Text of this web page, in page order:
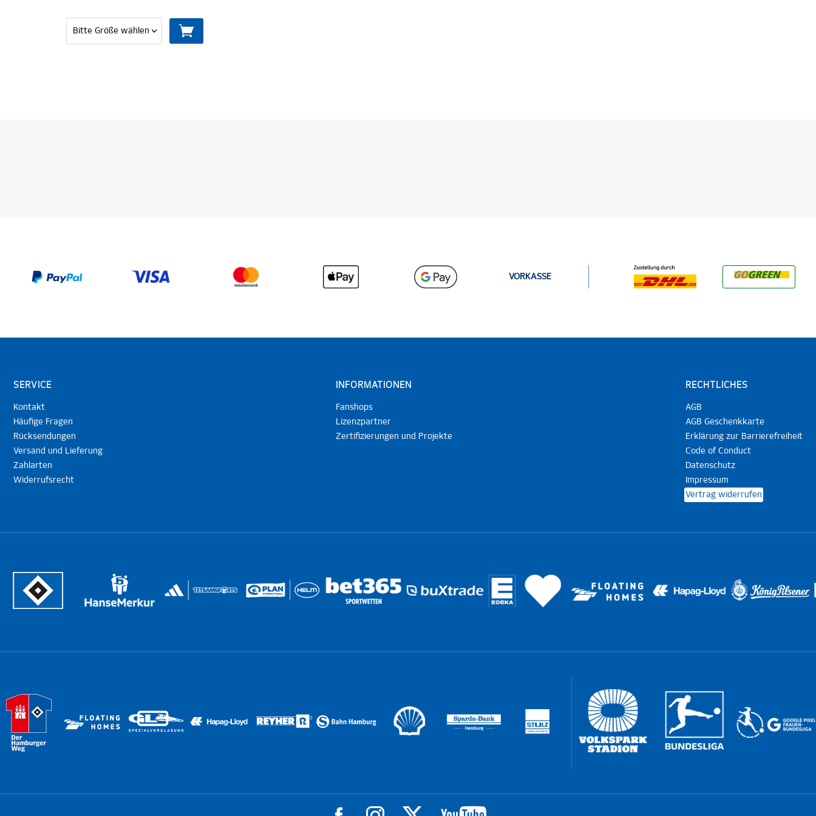
VORKASSE
SERVICE
Kontakt
Häufige Fragen
Rücksendungen
Versand und Lieferung
Zahlarten
Widerrufsrecht
INFORMATIONEN
Fanshops
Lizenzpartner
Zertifizierungen und Projekte
RECHTLICHES
AGB
AGB Geschenkkarte
Erklärung zur Barrierefreiheit
Code of Conduct
Datenschutz
Impressum
Vertrag widerrufen